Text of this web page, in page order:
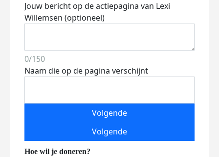
Jouw bericht op de actiepagina van Lexi
Willemsen (optioneel)
0/150
Naam die op de pagina verschijnt
Volgende
Volgende